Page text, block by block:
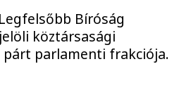
Bíróság
köztársasági
párt parlamenti frakciója.